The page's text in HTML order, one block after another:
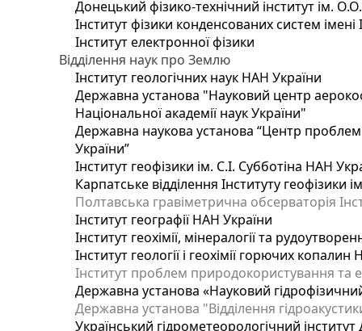
Донецький фізико-технічний інститут ім.
Інститут фізики конденсованих систем
Інститут електронної фізики
Відділення наук про Землю
Інститут геологічних наук НАН України
Державна установа "Науковий центр
Національної академії наук України"
Державна наукова установа “Центр проблем
України”
Інститут геофізики ім. С.І. Субботіна НАН
Карпатське відділення Інституту геофізики
Полтавська гравіметрична обсерваторія
Інститут географії НАН України
Інститут геохімії, мінералогії та
Інститут геології і геохімії горючих
Інститут проблем природокористування та
Державна установа «Науковий
Державна установа "Відділення
Український гідрометеорологічний